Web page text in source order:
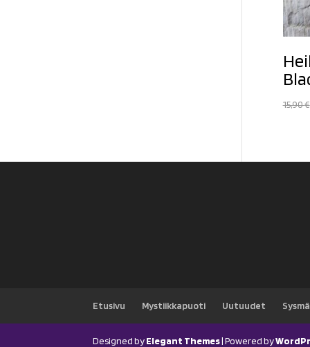
15,90€
Etusivu Mystiikkapuoti Uutuudet
Designed byElegant Themes| Powered by